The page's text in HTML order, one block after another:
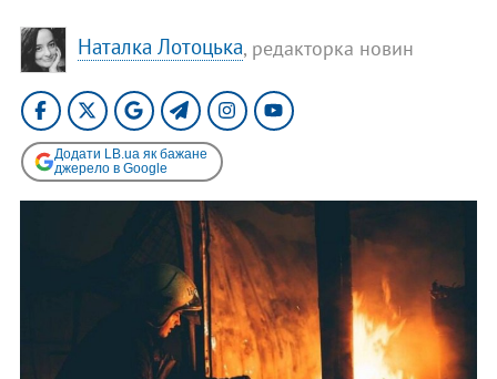
Наталка Лотоцька, редакторка новин
Додати LB.ua як бажане
джерело в Google